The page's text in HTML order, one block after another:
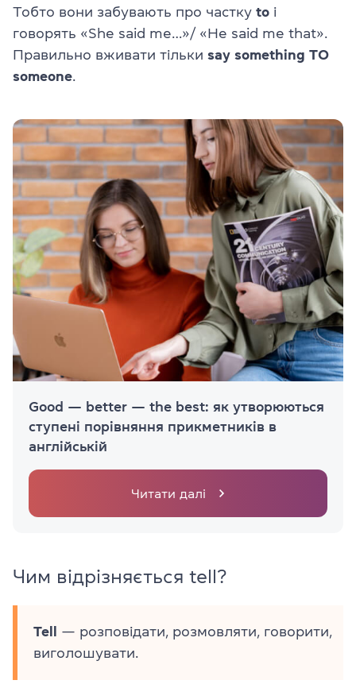
Тобто вони забувають про частку to і
говорять «She said me…»/ «He said me that».
Правильно вживати тільки say something TO
someone.
Good — better — the best: як утворюються
ступені порівняння прикметників в
англійській
Читати далі
Чим відрізняється tell?
Tell
— розповідати, розмовляти, говорити,
виголошувати.